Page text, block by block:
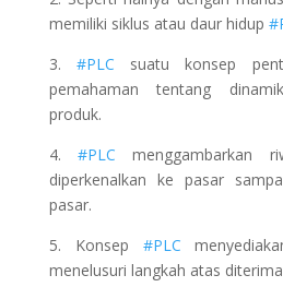
memiliki siklus atau daur hidup
3.#PLC suatu konsep
pemahaman tentang
produk.
4.#PLC menggambarkan
diperkenalkan ke pasar
pasar.
5. Konsep #PLC
menelusuri langkah atas